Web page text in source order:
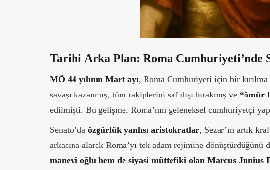
Tarihi Arka Plan: Roma Cumhuriyeti’nde
MÖ 44 yılının Mart ayı, Roma Cumhuriyeti için bir
savaşı kazanmış, tüm rakiplerini saf dışı bırakmış ve “ömür
edilmişti. Bu gelişme, Roma’nın geleneksel cumhuriyetçi
Senato’da özgürlük yanlısı aristokratlar, Sezar’ın artık
arkasına alarak Roma’yı tek adam rejimine dönüştürdüğünü
manevi oğlu hem de siyasi müttefiki olan Marcus Junius